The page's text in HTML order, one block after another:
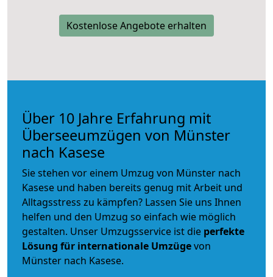
Kostenlose Angebote erhalten
Über 10 Jahre Erfahrung mit
Überseeumzügen von Münster
nach Kasese
Sie stehen vor einem Umzug von Münster nach
Kasese und haben bereits genug mit Arbeit und
Alltagsstress zu kämpfen? Lassen Sie uns Ihnen
helfen und den Umzug so einfach wie möglich
gestalten. Unser Umzugsservice ist die perfekte
Lösung für internationale Umzügevon
Münster nach Kasese.